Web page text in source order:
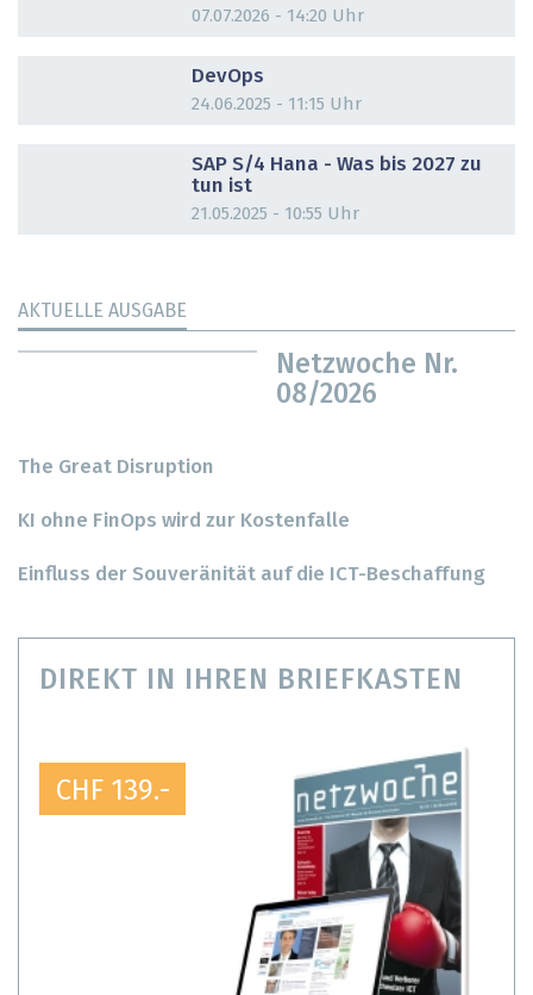
07.07.2026 - 14:20 Uhr
DevOps
24.06.2025 - 11:15 Uhr
SAP S/4 Hana - Was bis 2027 zu
tun ist
21.05.2025 - 10:55 Uhr
AKTUELLE AUSGABE
Netzwoche Nr.
08/2026
The Great Disruption
KI ohne FinOps wird zur Kostenfalle
Einfluss der Souveränität auf die ICT-Beschaffung
DIREKT IN IHREN BRIEFKASTEN
CHF 139.-